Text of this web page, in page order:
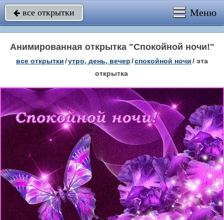
 все открытки Меню
Анимированная открытка "Спокойной ночи!"
все открытки/утро, день, вечер/спокойной ночи/ эта
открытка